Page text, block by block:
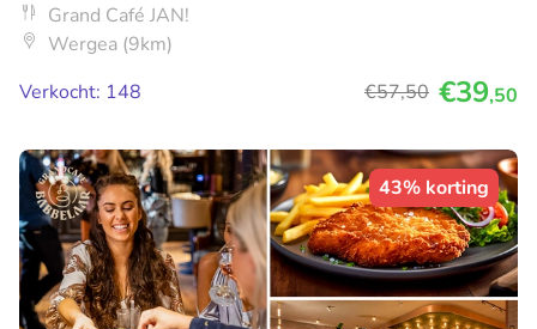
Grand Café JAN!
Wergea (9km)
Verkocht: 148
€57,50 €39,50
43% korting